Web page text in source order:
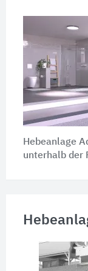
Hebeanlage
unterhalb der